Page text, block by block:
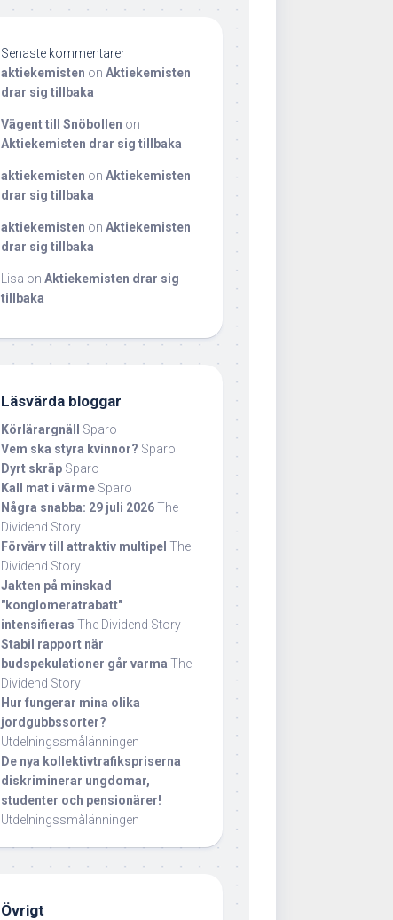
Senaste kommentarer
aktiekemisten on Aktiekemisten
drar sig tillbaka
Vägent till Snöbollen on
Aktiekemisten drar sig tillbaka
aktiekemisten on Aktiekemisten
drar sig tillbaka
aktiekemisten on Aktiekemisten
drar sig tillbaka
Lisa on Aktiekemisten drar sig
tillbaka
Läsvärda bloggar
Körlärargnäll Sparo
Vem ska styra kvinnor? Sparo
Dyrt skräp Sparo
Kall mat i värme Sparo
Några snabba: 29 juli 2026The
Dividend Story
Förvärv till attraktiv multipel The
Dividend Story
Jakten på minskad
"konglomeratrabatt"
intensifieras The Dividend Story
Stabil rapport när
budspekulationer går varma The
Dividend Story
Hur fungerar mina olika
jordgubbssorter?
Utdelningssmålänningen
De nya kollektivtrafikspriserna
diskriminerar ungdomar,
studenter och pensionärer!
Utdelningssmålänningen
Övrigt